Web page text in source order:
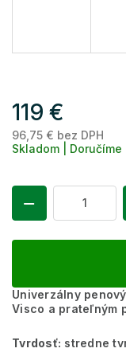
119 €
96,75 € bez DPH
Skladom |
Univerzálny
Visco a prateľným
Tvrdosť: stredne